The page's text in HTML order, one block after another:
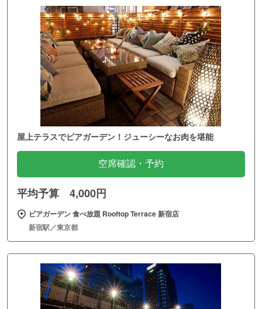
屋上テラスでビアガーデン！ジューシーなお肉を堪能
空席確認・予約
平均予算 4,000円
ビアガーデン 食べ放題 Rooftop Terrace 新宿店
新宿駅／東京都